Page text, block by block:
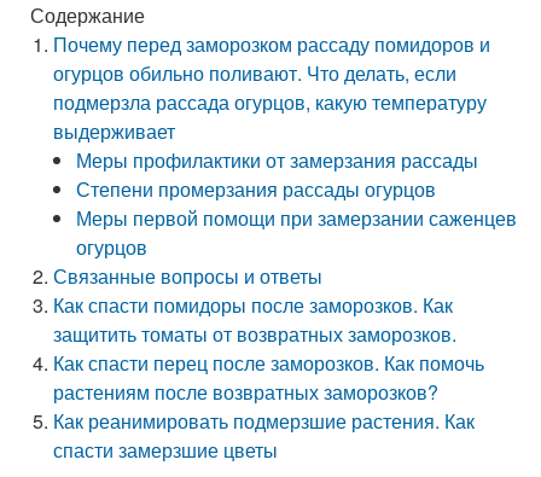
Содержание
Почему перед заморозком рассаду помидоров и
огурцов обильно поливают. Что делать, если
подмерзла рассада огурцов, какую температуру
выдерживает
Меры профилактики от замерзания рассады
Степени промерзания рассады огурцов
Меры первой помощи при замерзании саженцев
огурцов
Связанные вопросы и ответы
Как спасти помидоры после заморозков. Как
защитить томаты от возвратных заморозков.
Как спасти перец после заморозков. Как помочь
растениям после возвратных заморозков?
Как реанимировать подмерзшие растения. Как
спасти замерзшие цветы